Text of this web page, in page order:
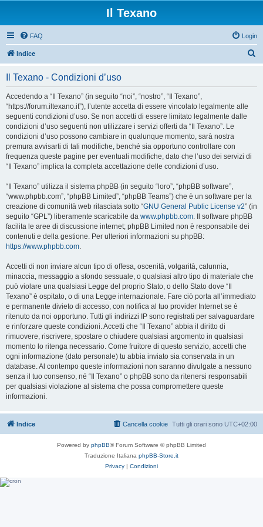
Il Texano
FAQ Login
Indice
Il Texano - Condizioni d’uso
Accedendo a “Il Texano” (in seguito “noi”, “nostro”, “Il Texano”,
“https://forum.iltexano.it”), l’utente accetta di essere vincolato legalmente alle
seguenti condizioni d’uso. Se non accetti di essere limitato legalmente dalle
condizioni d’uso seguenti non utilizzare i servizi offerti da “Il Texano”. Le
condizioni d’uso possono cambiare in qualunque momento, sarà nostra
premura avvisarti di tali modifiche, benché sia opportuno controllare con
frequenza queste pagine per eventuali modifiche, dato che l’uso dei servizi di
“Il Texano” implica la completa accettazione delle condizioni d’uso.
“Il Texano” utilizza il sistema phpBB (in seguito “loro”, “phpBB software”,
“www.phpbb.com”, “phpBB Limited”, “phpBB Teams”) che è un software per la
creazione di comunità web rilasciata sotto “GNU General Public License v2” (in
seguito “GPL”) liberamente scaricabile da www.phpbb.com. Il software phpBB
facilita le aree di discussione internet; phpBB Limited non è responsabile dei
contenuti e della gestione. Per ulteriori informazioni su phpBB:
https://www.phpbb.com.
Accetti di non inviare alcun tipo di offesa, oscenità, volgarità, calunnia,
minaccia, messaggio a sfondo sessuale, o qualsiasi altro tipo di materiale che
può violare una qualsiasi Legge del proprio Stato, o dello Stato dove “Il
Texano” è ospitato, o di una Legge internazionale. Fare ciò porta all’immediato
e permanente divieto di accesso, con notifica al tuo provider Internet se è
ritenuto da noi opportuno. Tutti gli indirizzi IP sono registrati per salvaguardare
e rinforzare queste condizioni. Accetti che “Il Texano” abbia il diritto di
rimuovere, riscrivere, spostare o chiudere qualsiasi argomento in qualsiasi
momento lo ritenga necessario. Come fruitore di questo servizio, accetti che
ogni informazione (dato personale) tu abbia inviato sia conservata in un
database. Al contempo queste informazioni non saranno divulgate a nessuno
senza il tuo consenso, né “Il Texano” o phpBB sono da ritenersi responsabili
per qualsiasi violazione al sistema che possa compromettere queste
informazioni.
Indice Tutti gli orari sono UTC+02:00
Cancella cookie
Powered by phpBB® Forum Software © phpBB Limited
Traduzione Italiana phpBB-Store.it
Privacy | Condizioni